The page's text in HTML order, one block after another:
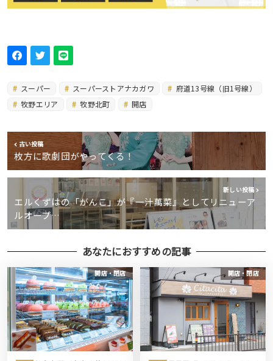
スーパー スーパーストアナカガワ
府道13号線（旧1号線）
牧野エリア
牧野北町 開店
古い投稿
枚方に歌劇団がやってくる！
新しい投稿
エルくずはの「がんこ」が『一汁萬菜』としてリニューア
ルオープ…
あなたにおすすめの記事
開店・閉店 開店・閉店